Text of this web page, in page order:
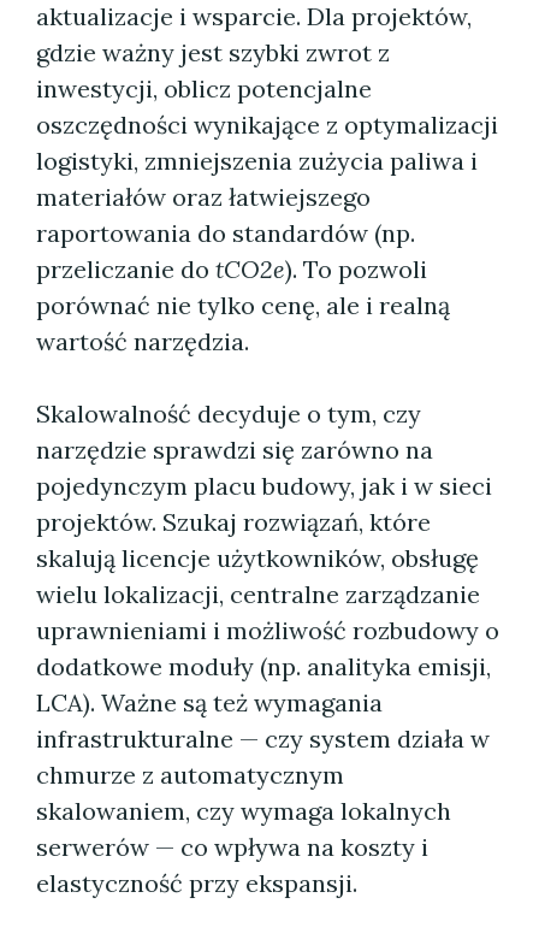
aktualizacje i wsparcie. Dla projektów,
gdzie ważny jest szybki zwrot z
inwestycji, oblicz potencjalne
oszczędności wynikające z optymalizacji
logistyki, zmniejszenia zużycia paliwa i
materiałów oraz łatwiejszego
raportowania do standardów (np.
przeliczanie do tCO2e). To pozwoli
porównać nie tylko cenę, ale i realną
wartość narzędzia.
Skalowalność decyduje o tym, czy
narzędzie sprawdzi się zarówno na
pojedynczym placu budowy, jak i w sieci
projektów. Szukaj rozwiązań, które
skalują licencje użytkowników, obsługę
wielu lokalizacji, centralne zarządzanie
uprawnieniami i możliwość rozbudowy o
dodatkowe moduły (np. analityka emisji,
LCA). Ważne są też wymagania
infrastrukturalne — czy system działa w
chmurze z automatycznym
skalowaniem, czy wymaga lokalnych
serwerów — co wpływa na koszty i
elastyczność przy ekspansji.